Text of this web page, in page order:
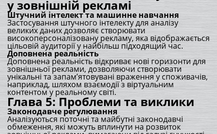
у зовнішній рекламі
Штучний інтелект та машинне навчання
Застосування штучного інтелекту для аналізу
великих даних дозволяє створювати
високоперсоналізовану рекламу, яка відображається
цільовій аудиторії у найбільш підходящий час.
Доповнена реальність
Доповнена реальність відкриває нові горизонти для
зовнішньої реклами, дозволяючи створювати
унікальні та запам’ятовувані враження у споживачів,
наприклад, шляхом взаємодії з віртуальним
контентом у реальному світі.
Глава 5: Проблеми та виклики
Законодавче регулювання
Аналізуються поточні та майбутні законодавчі
обмеження, які можуть вплинути на розвиток